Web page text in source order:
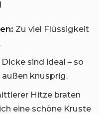
Zu viel Flüssigkeit
sind ideal – so
knusprig.
Hitze braten
eine schöne Kruste